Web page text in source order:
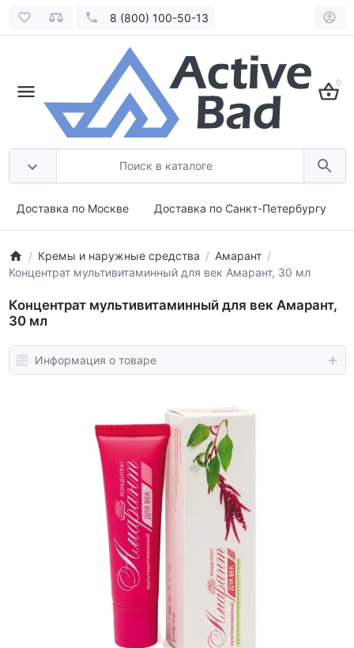
8 (800) 100-50-13
0
Доставка по Москве Доставка по Санкт-Петербургу
Кремы и наружные средства
Амарант
Концентрат мультивитаминный для век Амарант, 30 мл
Концентрат мультивитаминный для век Амарант,
30 мл
Информация о товаре